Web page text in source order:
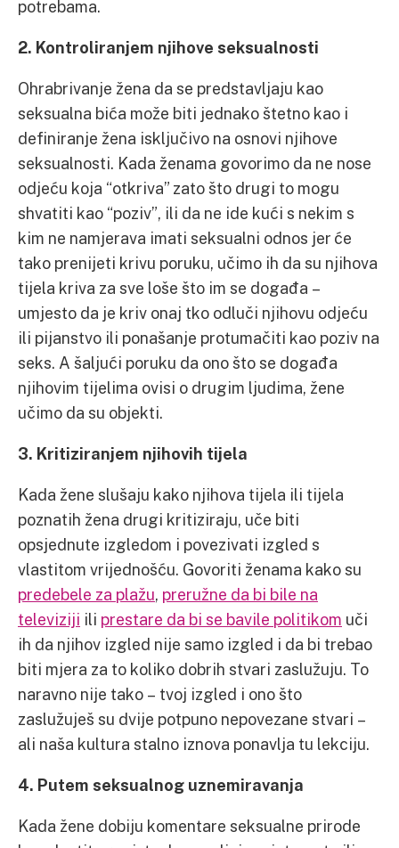
potrebama.
2. Kontroliranjem njihove seksualnosti
Ohrabrivanje žena da se predstavljaju kao
seksualna bića može biti jednako štetno kao i
definiranje žena isključivo na osnovi njihove
seksualnosti. Kada ženama govorimo da ne nose
odjeću koja “otkriva” zato što drugi to mogu
shvatiti kao “poziv”, ili da ne ide kući s nekim s
kim ne namjerava imati seksualni odnos jer će
tako prenijeti krivu poruku, učimo ih da su njihova
tijela kriva za sve loše što im se događa –
umjesto da je kriv onaj tko odluči njihovu odjeću
ili pijanstvo ili ponašanje protumačiti kao poziv na
seks. A šaljući poruku da ono što se događa
njihovim tijelima ovisi o drugim ljudima, žene
učimo da su objekti.
3. Kritiziranjem njihovih tijela
Kada žene slušaju kako njihova tijela ili tijela
poznatih žena drugi kritiziraju, uče biti
opsjednute izgledom i povezivati izgled s
vlastitom vrijednošću. Govoriti ženama kako su
predebele za plažu, preružne da bi bile na
televiziji ili prestare da bi se bavile politikom uči
ih da njihov izgled nije samo izgled i da bi trebao
biti mjera za to koliko dobrih stvari zaslužuju. To
naravno nije tako – tvoj izgled i ono što
zaslužuješ su dvije potpuno nepovezane stvari –
ali naša kultura stalno iznova ponavlja tu lekciju.
4. Putem seksualnog uznemiravanja
Kada žene dobiju komentare seksualne prirode